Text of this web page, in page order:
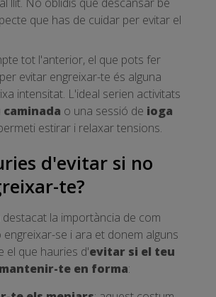
que has de cuidar per evitar el
tot l'anterior, el que pots fer
evitar engreixar-te és alguna
intensitat. L'ideal serien activitats
caminada o una sessió de ioga
estirar i relaxar tensions.
d'evitar si no
te?
destacat la importància de com
se i ara et donem alguns
el que hauries d'evitar si el teu
te en forma: